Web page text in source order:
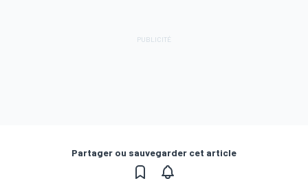
Partager ou sauvegarder cet article